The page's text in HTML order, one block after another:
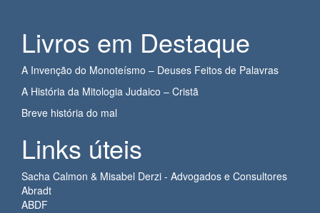
Livros em Destaque
A Invenção do Monoteísmo – Deuses Feitos de Palavras
A História da Mitologia Judaico – Cristã
Breve história do mal
Links úteis
Sacha Calmon & Misabel Derzi - Advogados e Consultores
Abradt
ABDF